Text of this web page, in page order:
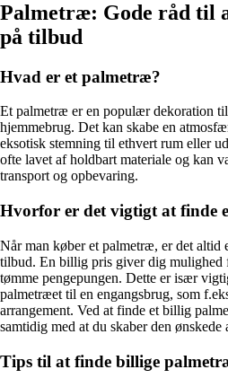
Palmetræ: Gode råd til
på tilbud
Hvad er et palmetræ?
Et palmetræ er en populær dekoration til
hjemmebrug. Det kan skabe en
eksotisk stemning til ethvert rum eller
ofte lavet af holdbart materiale og kan
transport og opbevaring.
Hvorfor er det vigtigt at finde
Når man køber et palmetræ, er det altid
tilbud. En billig pris giver dig mulighed
tømme pengepungen. Dette er især
palmetræet til en engangsbrug, som
arrangement. Ved at finde et billig
samtidig med at du skaber den ønskede
Tips til at finde billige